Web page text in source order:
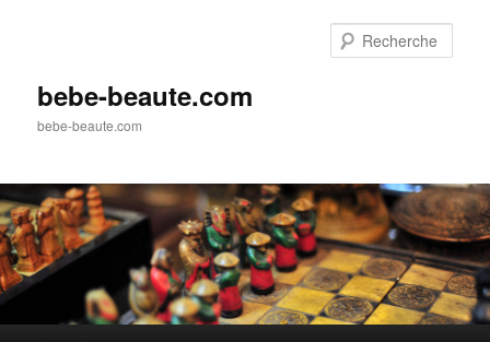
bebe-beaute.com
bebe-beaute.com